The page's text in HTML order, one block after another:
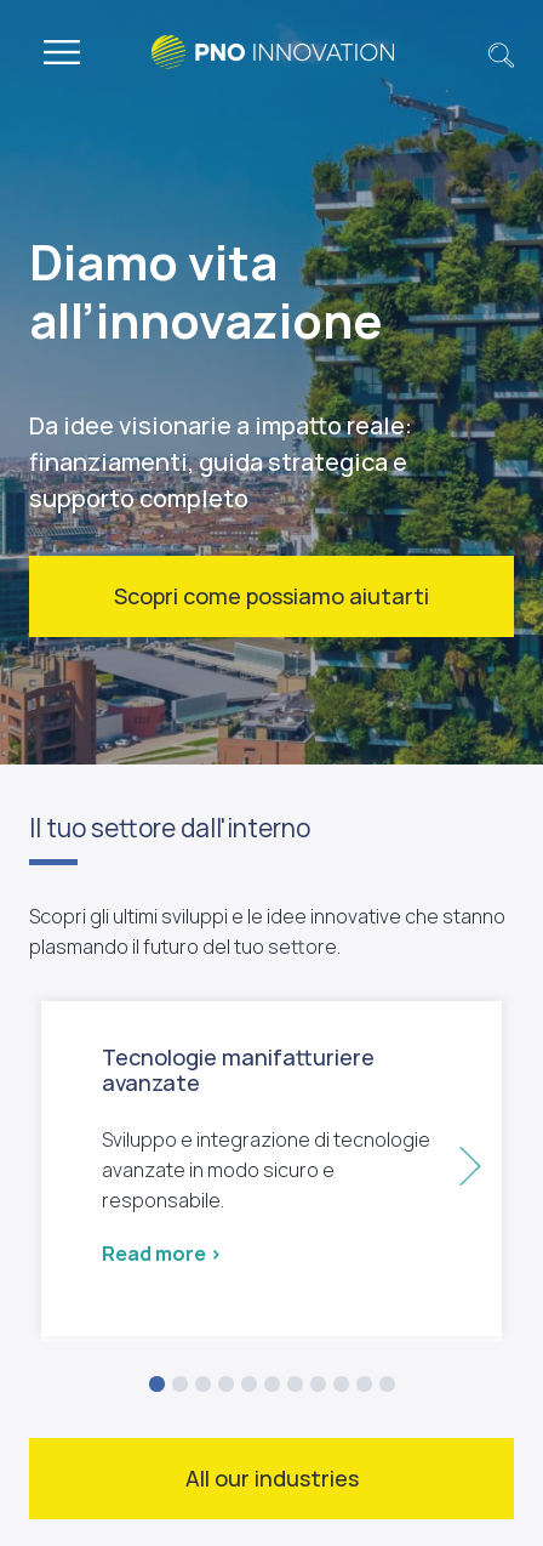
Diamo vita
all’innovazione
Da idee visionarie a impatto reale:
finanziamenti, guida strategica e
supporto completo
Scopri come possiamo aiutarti
Il tuo settore dall'interno
Scopri gli ultimi sviluppi e le idee innovative che stanno
plasmando il futuro del tuo settore.
Tecnologie manifatturiere
avanzate
Sviluppo e integrazione di tecnologie
avanzate in modo sicuro e
responsabile.
Read more >
All our industries